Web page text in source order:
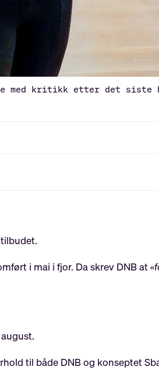
med kritikk etter det siste
i mai i fjor. Da skrev DNB at
til både DNB og konseptet